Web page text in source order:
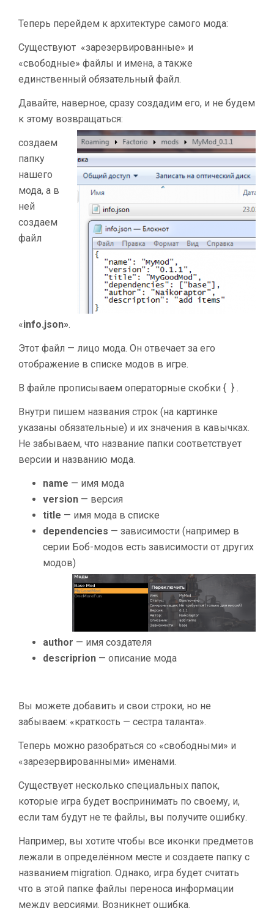
Теперь перейдем к архитектуре самого мода:
Существуют «зарезервированные» и
«свободные» файлы и имена, а также
единственный обязательный файл.
Давайте, наверное, сразу создадим его, и не будем
к этому возвращаться:
создаем
папку
нашего
мода, а в
ней
создаем
файл
«info.json».
Этот файл — лицо мода. Он отвечает за его
отображение в списке модов в игре.
В файле прописываем операторные скобки { } .
Внутри пишем названия строк (на картинке
указаны обязательные) и их значения в кавычках.
Не забываем, что название папки соответствует
версии и названию мода.
name — имя мода
version — версия
title — имя мода в списке
dependencies — зависимости (например в
серии Боб-модов есть зависимости от других
модов)
author — имя создателя
descriprion — описание мода
Вы можете добавить и свои строки, но не
забываем: «краткость — сестра таланта».
Теперь можно разобраться со «свободными» и
«зарезервированными» именами.
Существует несколько специальных папок,
которые игра будет воспринимать по своему, и,
если там будут не те файлы, вы получите ошибку.
Например, вы хотите чтобы все иконки предметов
лежали в определённом месте и создаете папку с
названием migration. Однако, игра будет считать
что в этой папке файлы переноса информации
между версиями. Возникнет ошибка.